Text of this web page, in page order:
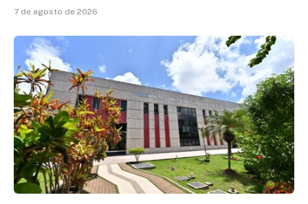
7 de agosto de 2026